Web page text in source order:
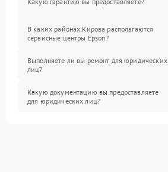
В каких районах Кирова располагаются
сервисные центры Epson?
Выполняете ли вы ремонт для юридических
лиц?
Какую документацию вы предоставляете
для юридических лиц?